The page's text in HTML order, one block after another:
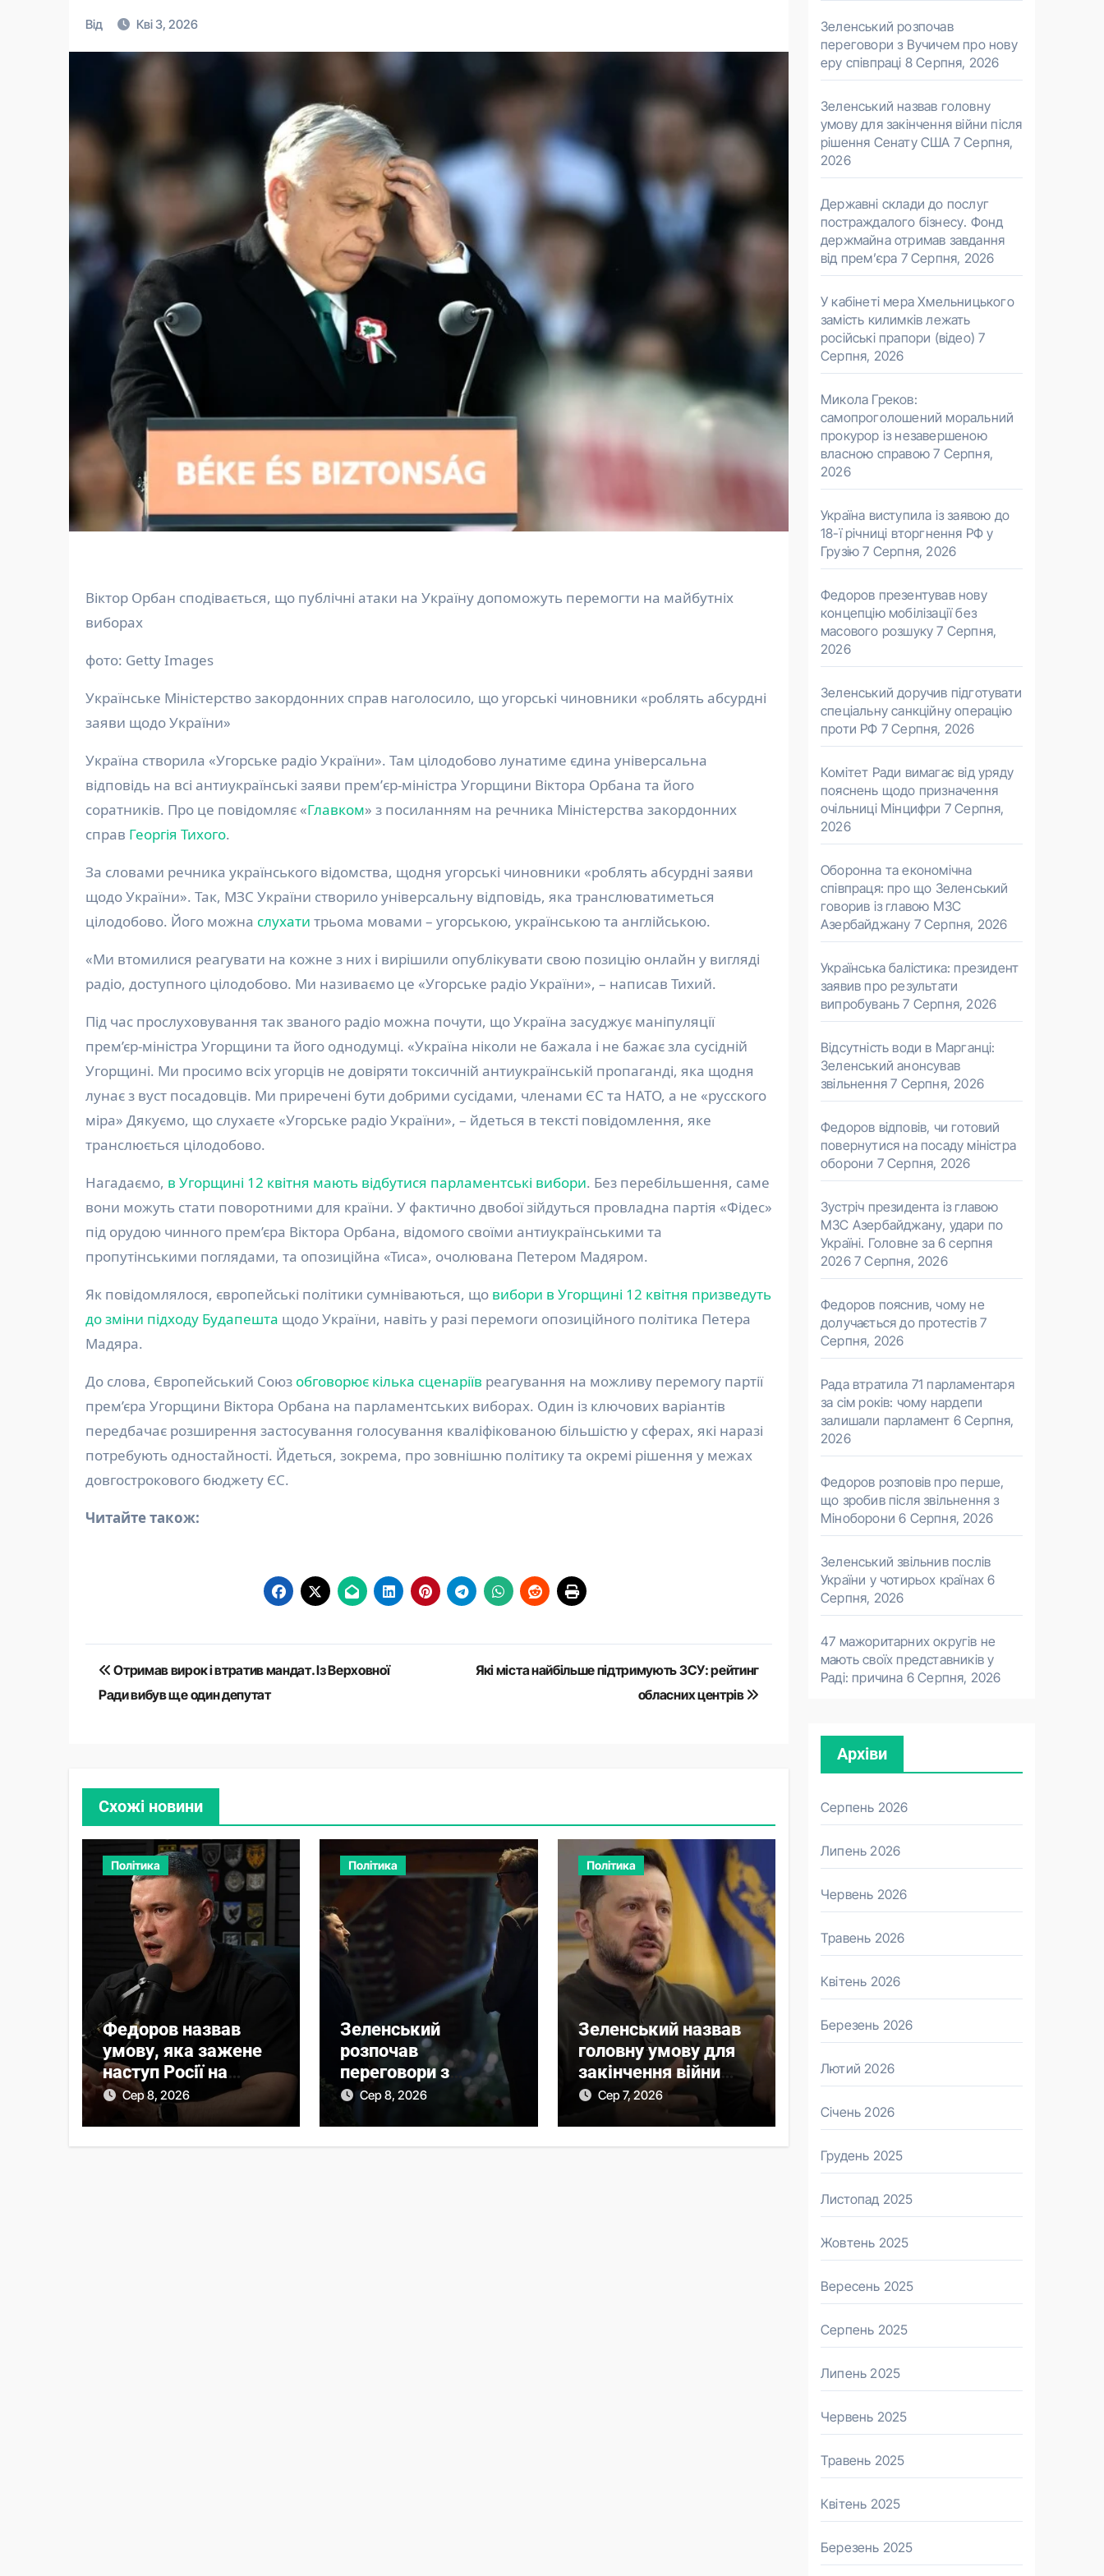
Від Кві 3, 2026
Віктор Орбан сподівається, що публічні атаки на Україну допоможуть перемогти на майбутніх
виборах
фото: Getty Images
Українське Міністерство закордонних справ наголосило, що угорські чиновники «роблять абсурдні
заяви щодо України»
Україна створила «Угорське радіо України». Там цілодобово лунатиме єдина універсальна
відповідь на всі антиукраїнські заяви премʼєр-міністра Угорщини Віктора Орбана та його
соратників. Про це повідомляє «Главком» з посиланням на речника Міністерства закордонних
справ Георгія Тихого.
За словами речника українського відомства, щодня угорські чиновники «роблять абсурдні заяви
щодо України». Так, МЗС України створило універсальну відповідь, яка транслюватиметься
цілодобово. Його можна слухати трьома мовами – угорською, українською та англійською.
«Ми втомилися реагувати на кожне з них і вирішили опублікувати свою позицію онлайн у вигляді
радіо, доступного цілодобово. Ми називаємо це «Угорське радіо України», – написав Тихий.
Під час прослуховування так званого радіо можна почути, що Україна засуджує маніпуляції
прем’єр-міністра Угорщини та його однодумці. «Україна ніколи не бажала і не бажає зла сусідній
Угорщині. Ми просимо всіх угорців не довіряти токсичній антиукраїнській пропаганді, яка щодня
лунає з вуст посадовців. Ми приречені бути добрими сусідами, членами ЄС та НАТО, а не «русского
міра» Дякуємо, що слухаєте «Угорське радіо України», – йдеться в тексті повідомлення, яке
транслюється цілодобово.
Нагадаємо, в Угорщині 12 квітня мають відбутися парламентські вибори. Без перебільшення, саме
вони можуть стати поворотними для країни. У фактично двобої зійдуться провладна партія «Фідес»
під орудою чинного прем’єра Віктора Орбана, відомого своїми антиукраїнськими та
пропутінськими поглядами, та опозиційна «Тиса», очолювана Петером Мадяром.
Як повідомлялося, європейські політики сумніваються, що вибори в Угорщині 12 квітня призведуть
до зміни підходу Будапешта щодо України, навіть у разі перемоги опозиційного політика Петера
Мадяра.
До слова, Європейський Союз обговорює кілька сценаріїв реагування на можливу перемогу партії
прем’єра Угорщини Віктора Орбана на парламентських виборах. Один із ключових варіантів
передбачає розширення застосування голосування кваліфікованою більшістю у сферах, які наразі
потребують одностайності. Йдеться, зокрема, про зовнішню політику та окремі рішення у межах
довгострокового бюджету ЄС.
Читайте також:
Навігація
записів
Отримав вирок і втратив мандат. Із Верховної
Ради вибув ще один депутат
Які міста найбільше підтримують ЗСУ: рейтинг
обласних центрів
Схожі новини
Політика
Федоров назвав
умову, яка зажене
наступ Росії на
фронті у глухий кут
Сер 8, 2026
Політика
Зеленський
розпочав
переговори з
Вучичем про нову
Сер 8, 2026
Політика
Зеленський назвав
головну умову для
закінчення війни
після рішення
Сер 7, 2026
Зеленський розпочав
переговори з Вучичем про нову
еру співпраці 8 Серпня, 2026
Зеленський назвав головну
умову для закінчення війни після
рішення Сенату США 7 Серпня,
2026
Державні склади до послуг
постраждалого бізнесу. Фонд
держмайна отримав завдання
від прем’єра 7 Серпня, 2026
У кабінеті мера Хмельницького
замість килимків лежать
російські прапори (відео) 7
Серпня, 2026
Микола Греков:
самопроголошений моральний
прокурор із незавершеною
власною справою 7 Серпня,
2026
Україна виступила із заявою до
18-ї річниці вторгнення РФ у
Грузію 7 Серпня, 2026
Федоров презентував нову
концепцію мобілізації без
масового розшуку 7 Серпня,
2026
Зеленський доручив підготувати
спеціальну санкційну операцію
проти РФ 7 Серпня, 2026
Комітет Ради вимагає від уряду
пояснень щодо призначення
очільниці Мінцифри 7 Серпня,
2026
Оборонна та економічна
співпраця: про що Зеленський
говорив із главою МЗС
Азербайджану 7 Серпня, 2026
Українська балістика: президент
заявив про результати
випробувань 7 Серпня, 2026
Відсутність води в Марганці:
Зеленський анонсував
звільнення 7 Серпня, 2026
Федоров відповів, чи готовий
повернутися на посаду міністра
оборони 7 Серпня, 2026
Зустріч президента із главою
МЗС Азербайджану, удари по
Україні. Головне за 6 серпня
2026 7 Серпня, 2026
Федоров пояснив, чому не
долучається до протестів 7
Серпня, 2026
Рада втратила 71 парламентаря
за сім років: чому нардепи
залишали парламент 6 Серпня,
2026
Федоров розповів про перше,
що зробив після звільнення з
Міноборони 6 Серпня, 2026
Зеленський звільнив послів
України у чотирьох країнах 6
Серпня, 2026
47 мажоритарних округів не
мають своїх представників у
Раді: причина 6 Серпня, 2026
Архіви
Серпень 2026
Липень 2026
Червень 2026
Травень 2026
Квітень 2026
Березень 2026
Лютий 2026
Січень 2026
Грудень 2025
Листопад 2025
Жовтень 2025
Вересень 2025
Серпень 2025
Липень 2025
Червень 2025
Травень 2025
Квітень 2025
Березень 2025